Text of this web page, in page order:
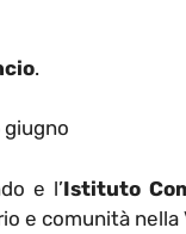
.
giugno
e l’Istituto
e comunità nella